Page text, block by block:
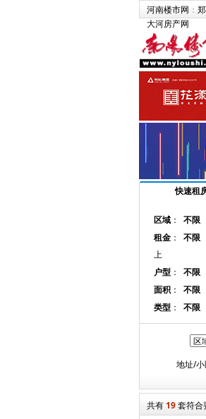
河南楼市网 ：
大河房产网
快速租
区域 ： 不限
租金 ： 不限
上
户型 ： 不限
面积 ： 不限
类型 ： 不限
地址/小
共有19套符合